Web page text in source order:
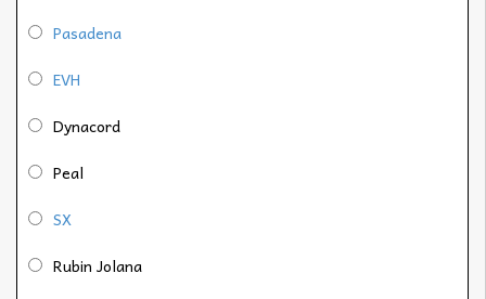
Pasadena
EVH
Dynacord
Peal
SX
Rubin Jolana